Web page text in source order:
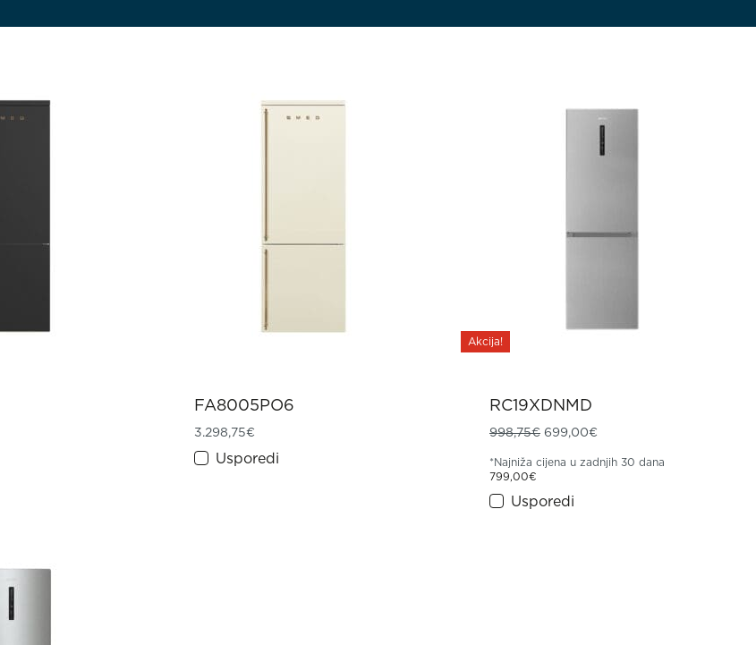
FA8005PO6
3.298,75€
Usporedi
Akcija!
RC19XDNMD
998,75€ Izvorna cijena bila je: 998,75€.
699,00€
*Najniža cijena u zadnjih 30 dana
799,00€
Usporedi